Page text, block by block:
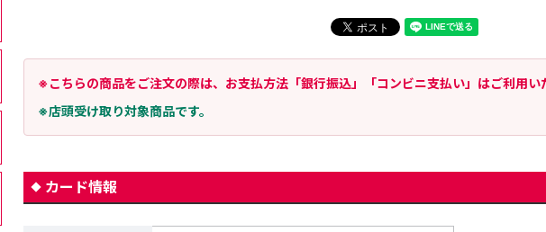
※こちらの商品をご注文の際は、お支払方法「銀行振込」「コンビニ支払い」はご利用い
※店頭受け取り対象商品です。
カード情報